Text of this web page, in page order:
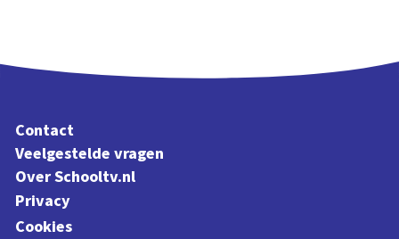
Contact
Veelgestelde vragen
Over Schooltv.nl
Privacy
Cookies